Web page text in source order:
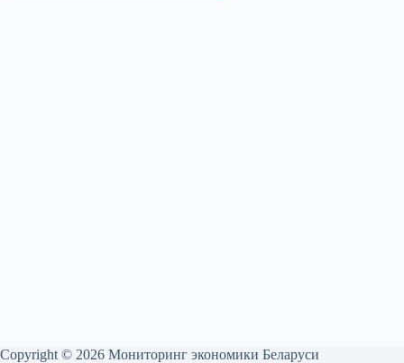
Copyright © 2026 Мониторинг экономики Беларуси